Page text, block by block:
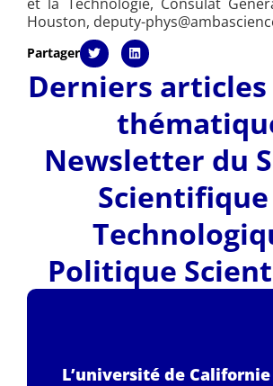
Houston, deputy-
Partager
Derniers articles
Newsletter du
Politique
L’université de Californie